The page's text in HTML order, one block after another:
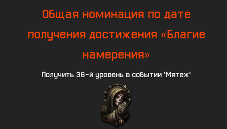
Общая номинация по дате
получения достижения «Благие
намерения»
Получить 36-й уровень в событии 'Мятеж'